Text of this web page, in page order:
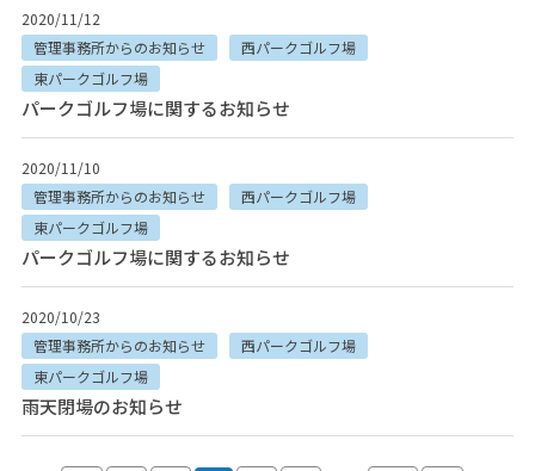
2020/11/12
管理事務所からのお知らせ
西パークゴルフ場
東パークゴルフ場
パークゴルフ場に関するお知らせ
2020/11/10
管理事務所からのお知らせ
西パークゴルフ場
東パークゴルフ場
パークゴルフ場に関するお知らせ
2020/10/23
管理事務所からのお知らせ
西パークゴルフ場
東パークゴルフ場
雨天閉場のお知らせ